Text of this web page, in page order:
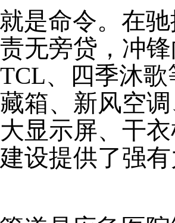
是命令。在
无旁贷，冲
、四季沐
箱、新风空
显示屏、干
设提供了强